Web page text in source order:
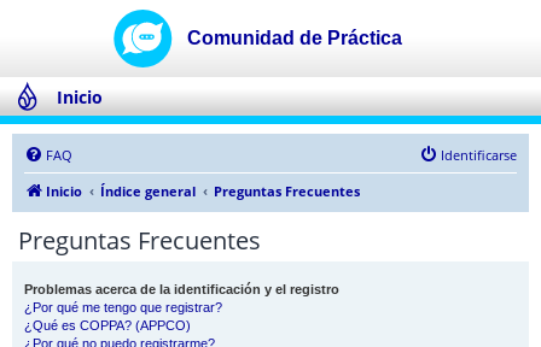
Inicio
FAQ
Identificarse
Inicio
Índice general Preguntas Frecuentes
Preguntas Frecuentes
Problemas acerca de la identificación y el registro
¿Por qué me tengo que registrar?
¿Qué es COPPA? (APPCO)
¿Por qué no puedo registrarme?